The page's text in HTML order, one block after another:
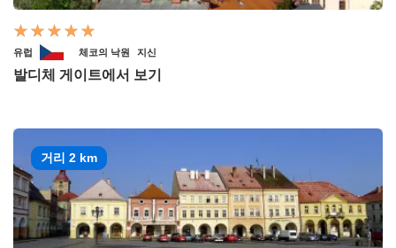
유럽 체코의 낙원 지신
발디체 게이트에서 보기
거리 2 km